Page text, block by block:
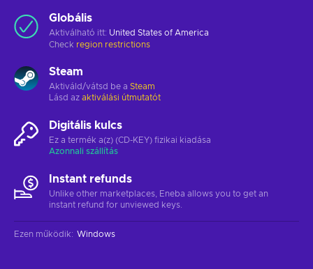
Globális
Aktiválható itt: United States of America
Check region restrictions
Steam
Aktiváld/vátsd be a Steam
Lásd az aktiválási útmutatót
Digitális kulcs
Ez a termék a(z) (CD-KEY) fizikai kiadása
Azonnali szállítás
Instant refunds
Unlike other marketplaces, Eneba allows you to get an
instant refund for unviewed keys.
Ezen működik: Windows